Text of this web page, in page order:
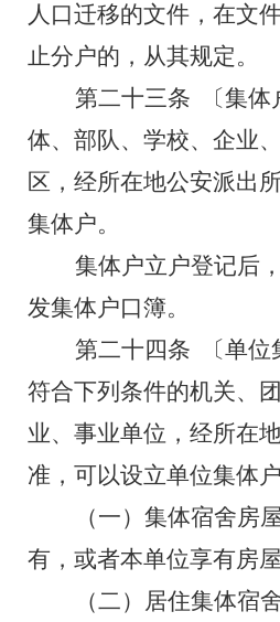
人口迁移的文件，在文
止分户的，从其规定。
第二十三条
〔集
体、部队、学校、企业
区，经所在地公安派出
集体户。
集体户立户登记后
发集体户口簿。
第二十四条
〔单
符合下列条件的机关、
业、事业单位，经所在
准，可以设立单位集体户
（一）集体宿舍房
有，或者本单位享有房
（二）居住集体宿